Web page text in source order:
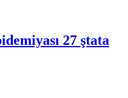
27 ştata